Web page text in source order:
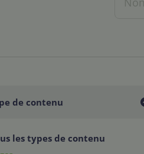
de contenu
les types de contenu